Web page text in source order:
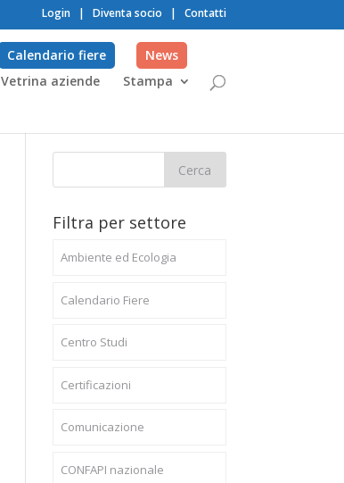
Login | Diventa socio | Contatti
Vetrina aziende Stampa
Calendario fiere News
Filtra per settore
Ambiente ed Ecologia
Calendario Fiere
Centro Studi
Certificazioni
Comunicazione
CONFAPI nazionale